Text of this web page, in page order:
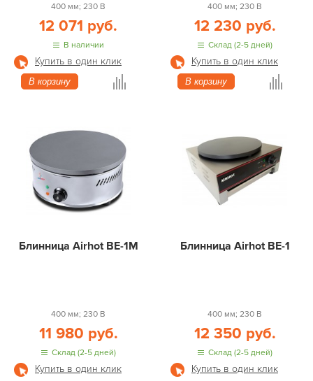
400 мм; 230 В
12 071 руб.
В наличии
Купить в один клик
В корзину
400 мм; 230 В
12 230 руб.
Склад (2-5 дней)
Купить в один клик
В корзину
Блинница Airhot BE-1M
400 мм; 230 В
11 980 руб.
Склад (2-5 дней)
Купить в один клик
Блинница Airhot BE-1
400 мм; 230 В
12 350 руб.
Склад (2-5 дней)
Купить в один клик